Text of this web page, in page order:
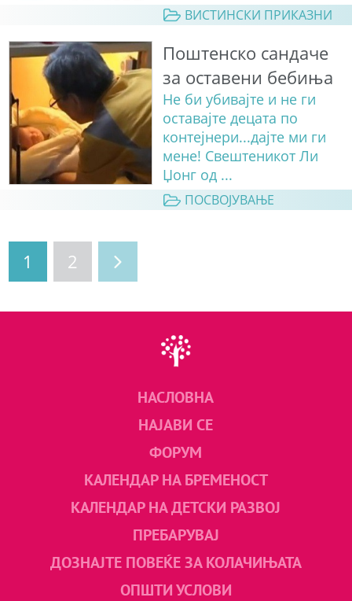
ВИСТИНСКИ ПРИКАЗНИ
Поштенско сандаче
за оставени бебиња
Не би убивајте и не ги
оставајте децата по
контејнери...дајте ми ги
мене! Свештеникот Ли
Џонг од ...
ПОСВОЈУВАЊЕ
1 2
НАСЛОВНА
НАЈАВИ СЕ
ФОРУМ
КАЛЕНДАР НА БРЕМЕНОСТ
КАЛЕНДАР НА ДЕТСКИ РАЗВОЈ
ПРЕБАРУВАЈ
ДОЗНАЈТЕ ПОВЕЌЕ ЗА КОЛАЧИЊАТА
ОПШТИ УСЛОВИ